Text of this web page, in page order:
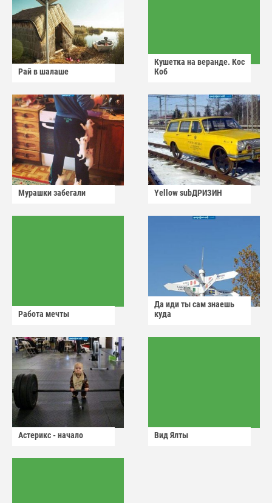
Рай в шалаше
Кушетка на веранде. Кос
Коб
Мурашки забегали Yellow subДРИЗИН
Работа мечты
Да иди ты сам знаешь
куда
Астерикс - начало Вид Ялты